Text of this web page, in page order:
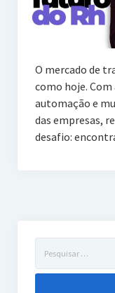
O mercado de
como hoje.
automação e
das empresas,
desafio:
por: